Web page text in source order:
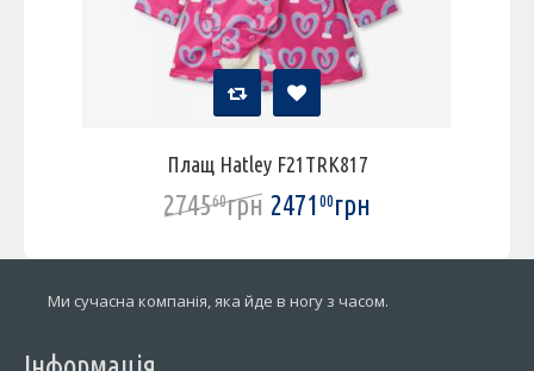
Плащ Hatley F21TRK817
274560грн 247100грн
Ми сучасна компанія, яка йде в ногу з часом.